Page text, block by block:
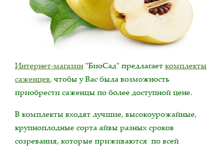
Интернет-магазин "БиоСад" предлагаеткомплекты
саженцев, чтобы у Вас была возможность
приобрести саженцы по более доступной цене.
В комплекты входят лучшие, высокоурожайные,
крупноплодные сорта айвы разных сроков
созревания, которые приживаются по всей